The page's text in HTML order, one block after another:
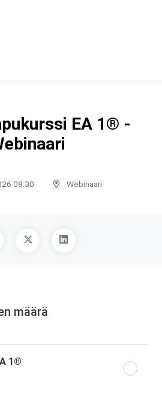
EA 1® -
08:30 Webinaari
määrä
1®